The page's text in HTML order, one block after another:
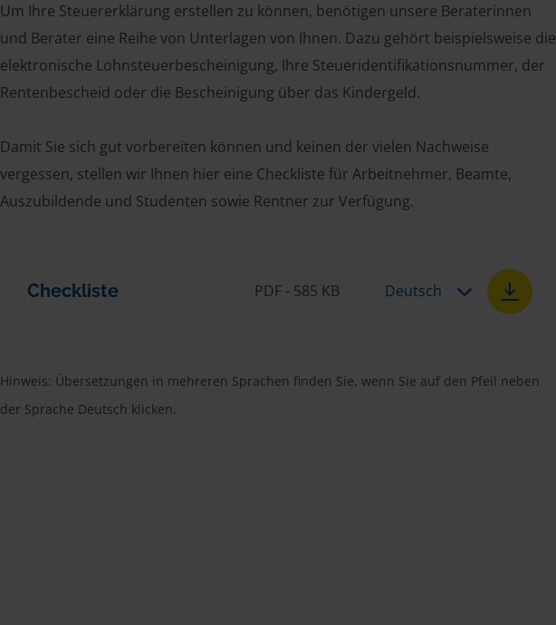
Um Ihre Steuererklärung erstellen zu können, benötigen unsere Beraterinnen
und Berater eine Reihe von Unterlagen von Ihnen. Dazu gehört beispielsweise die
elektronische Lohnsteuerbescheinigung, Ihre Steueridentifikationsnummer, der
Rentenbescheid oder die Bescheinigung über das Kindergeld.
Damit Sie sich gut vorbereiten können und keinen der vielen Nachweise
vergessen, stellen wir Ihnen hier eine Checkliste für Arbeitnehmer, Beamte,
Auszubildende und Studenten sowie Rentner zur Verfügung.
Checkliste PDF - 585 KB Deutsch
Hinweis: Übersetzungen in mehreren Sprachen finden Sie, wenn Sie auf den Pfeil neben
der Sprache Deutsch klicken.